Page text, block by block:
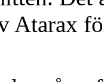
Atarax